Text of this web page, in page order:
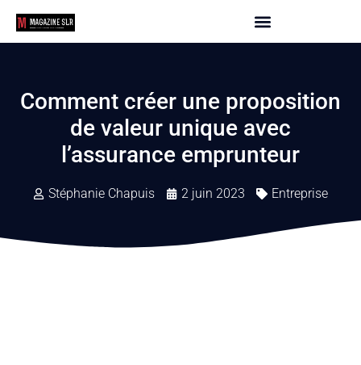
Comment créer une proposition
de valeur unique avec
l’assurance emprunteur
Stéphanie Chapuis 2 juin 2023 Entreprise